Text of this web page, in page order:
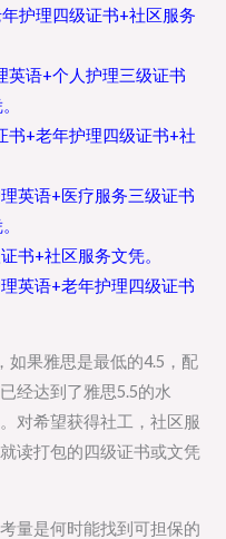
护理四级证书+社区服务
英语+个人护理三级证书
书+老年护理四级证书+社
英语+医疗服务三级证书
书+社区服务文凭。
英语+老年护理四级证书
如果雅思是最低的4.5，配
经达到了雅思5.5的水
对希望获得社工，社区服
读打包的四级证书或文凭
量是何时能找到可担保的